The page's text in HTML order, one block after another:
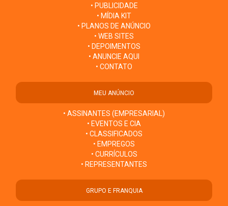
• PUBLICIDADE
• MÍDIA KIT
• PLANOS DE ANÚNCIO
• WEB SITES
• DEPOIMENTOS
• ANUNCIE AQUI
• CONTATO
MEU ANÚNCIO
• ASSINANTES (EMPRESARIAL)
• EVENTOS E CIA
• CLASSIFICADOS
• EMPREGOS
• CURRÍCULOS
• REPRESENTANTES
GRUPO E FRANQUIA